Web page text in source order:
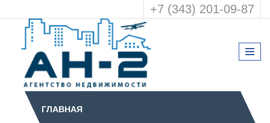
+7 (343) 201-09-87
ГЛАВНАЯ